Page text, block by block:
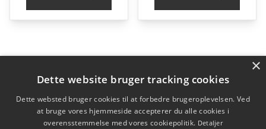
Varekategorier
Produkter
×
Dette website bruger tracking cookies
Dette websted bruger cookies til at forbedre brugeroplevelsen. Ved
at bruge vores hjemmeside accepterer du alle cookies i
overensstemmelse med vores cookiepolitik. Detaljer